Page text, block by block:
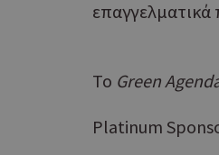
Το Green
Platinum